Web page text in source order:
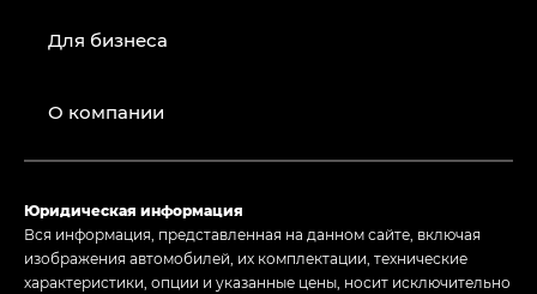
Для бизнеса
О компании
Юридическая информация
Вся информация, представленная на данном сайте, включая
изображения автомобилей, их комплектации, технические
характеристики, опции и указанные цены, носит исключительно